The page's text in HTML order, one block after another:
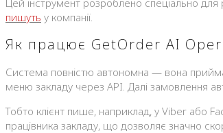
пишуть у компанії.
Як працює GetOrder AI
Система повністю автономна — вона приймає
меню закладу через API. Далі замовлення
Тобто клієнт пише, наприклад, у Viber або
працівника закладу, що дозволяє значно